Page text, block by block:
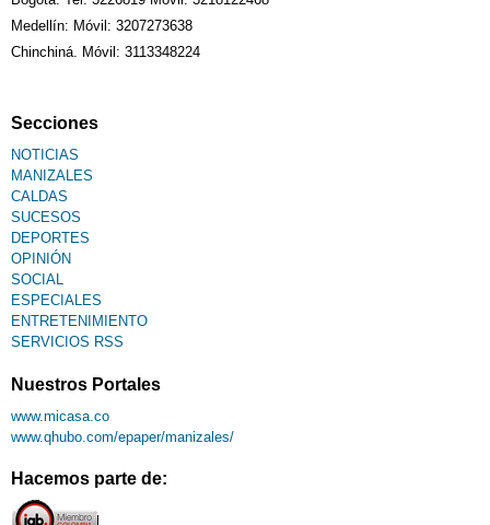
Medellín: Móvil: 3207273638
Chinchiná. Móvil: 3113348224
Secciones
NOTICIAS
MANIZALES
CALDAS
SUCESOS
DEPORTES
OPINIÓN
SOCIAL
ESPECIALES
ENTRETENIMIENTO
SERVICIOS RSS
Nuestros Portales
www.micasa.co
www.qhubo.com/epaper/manizales/
Hacemos parte de: